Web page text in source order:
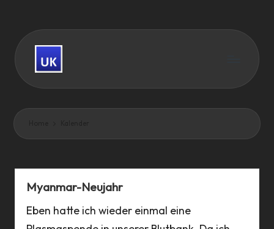
content
U
w
H
K
a
u
good
Myanmar-Neujahr
Eben hatte ich wieder einmal eine